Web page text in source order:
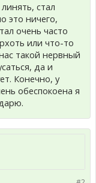
стал
это ничего,
очень часто
или что-то
такой нервный
да и
Конечно, у
обеспокоена я